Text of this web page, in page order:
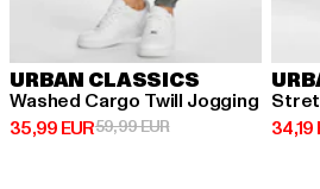
URBAN CLASSICS
Washed Cargo Twill Jogging
35,99 EUR
Derzeitiger Preis: 35,99 EUR
59,99 EURAktionspreis: 59,99
34,19